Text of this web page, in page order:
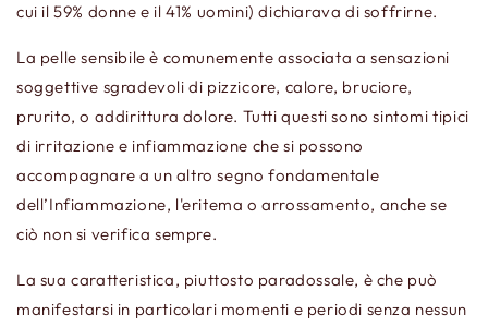
cui il 59% donne e il 41% uomini) dichiarava di soffrirne.
La pelle sensibile è comunemente associata a sensazioni
soggettive sgradevoli di pizzicore, calore, bruciore,
prurito, o addirittura dolore. Tutti questi sono sintomi tipici
di irritazione e infiammazione che si possono
accompagnare a un altro segno fondamentale
dell’Infiammazione, l'eritema o arrossamento, anche se
ciò non si verifica sempre.
La sua caratteristica, piuttosto paradossale, è che può
manifestarsi in particolari momenti e periodi senza nessun